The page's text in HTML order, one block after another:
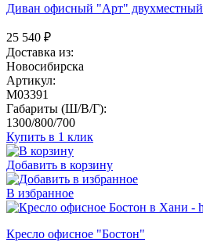
Диван офисный "Арт" двухместный
25 540 ₽
Доставка из:
Новосибирска
Артикул:
M03391
Габариты (Ш/В/Г):
1300/800/700
Купить в 1 клик
Добавить в корзину
В избранное
Кресло офисное "Бостон"